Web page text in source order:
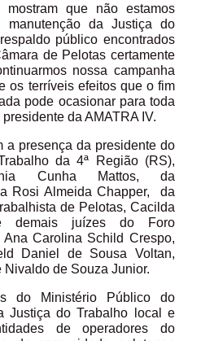
mostram que não estamos
da Justiça do
público encontrados
de Pelotas certamente
nossa campanha
os terríveis efeitos que o fim
pode ocasionar para toda
da AMATRA IV.
a presença da presidente do
da 4ª Região (RS),
Cunha Mattos, da
Rosi Almeida Chapper, da
de Pelotas, Cacilda
demais juízes do Foro
Carolina Schild Crespo,
Daniel de Sousa Voltan,
de Souza Junior.
do Ministério Público do
Justiça do Trabalho local e
de operadores do